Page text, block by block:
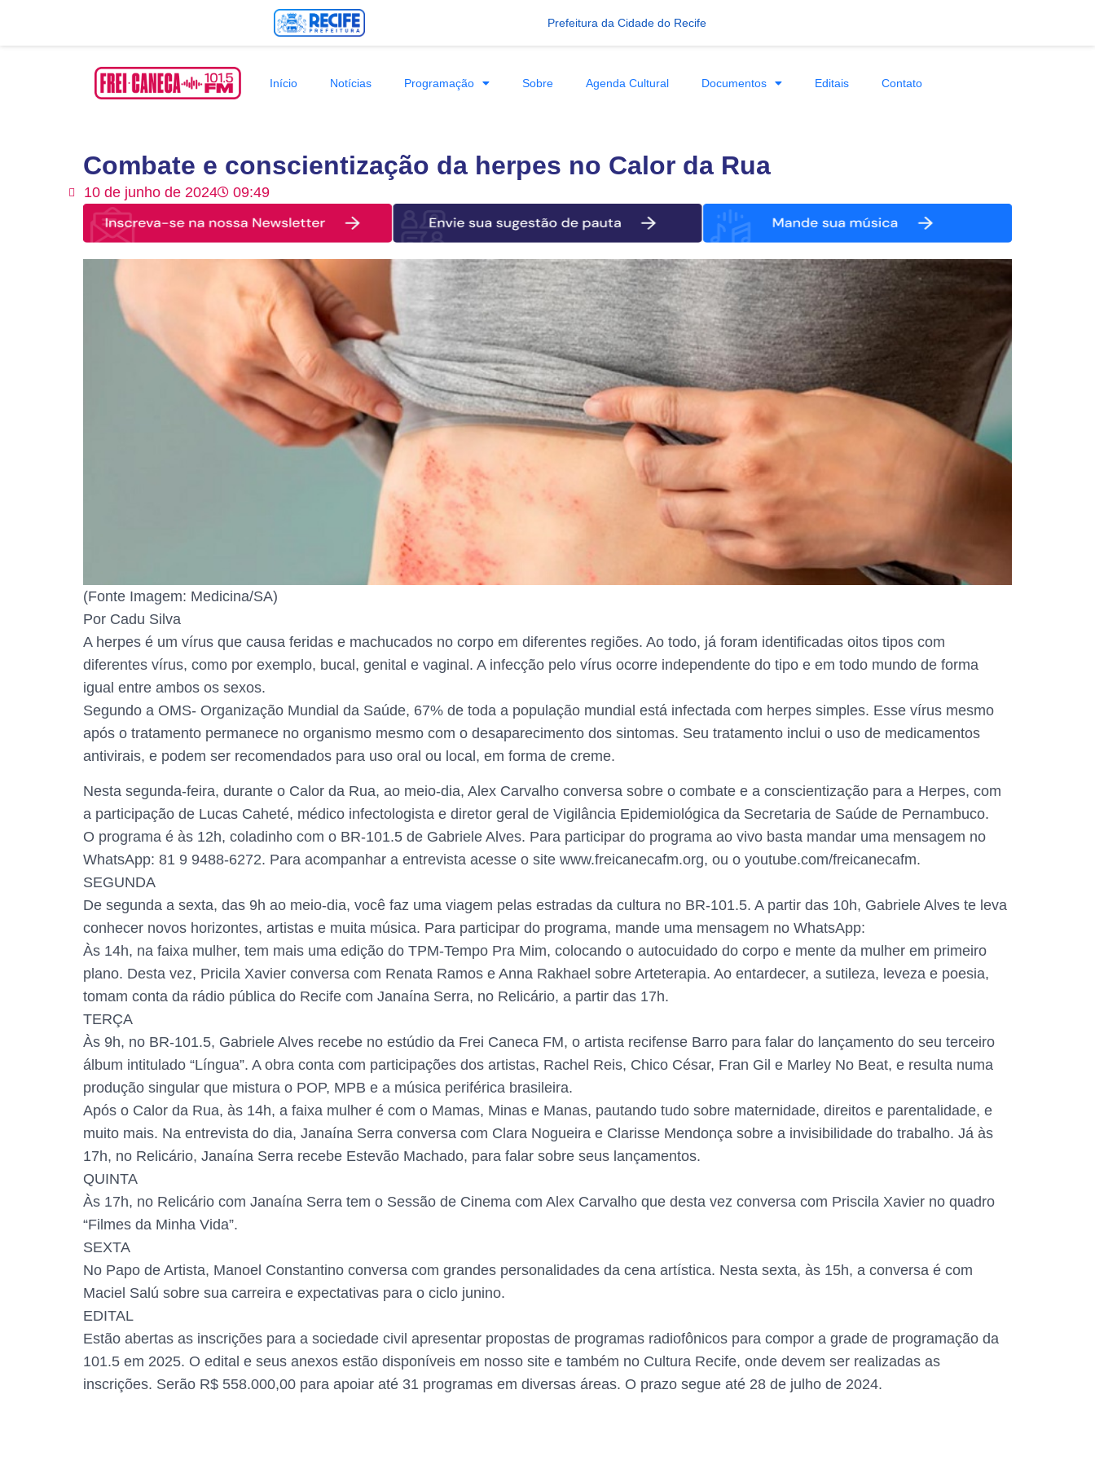
Prefeitura da Cidade do Recife
Início Notícias Programação Sobre Agenda Cultural Documentos Editais Contato
Combate e conscientização da herpes no Calor da Rua
10 de junho de 2024 09:49
(Fonte Imagem: Medicina/SA)
Por Cadu Silva
A herpes é um vírus que causa feridas e machucados no corpo em diferentes regiões. Ao todo, já foram identificadas oitos tipos com
diferentes vírus, como por exemplo, bucal, genital e vaginal. A infecção pelo vírus ocorre independente do tipo e em todo mundo de forma
igual entre ambos os sexos.
Segundo a OMS- Organização Mundial da Saúde, 67% de toda a população mundial está infectada com herpes simples. Esse vírus mesmo
após o tratamento permanece no organismo mesmo com o desaparecimento dos sintomas. Seu tratamento inclui o uso de medicamentos
antivirais, e podem ser recomendados para uso oral ou local, em forma de creme.
Nesta segunda-feira, durante o Calor da Rua, ao meio-dia, Alex Carvalho conversa sobre o combate e a conscientização para a Herpes, com
a participação de Lucas Caheté, médico infectologista e diretor geral de Vigilância Epidemiológica da Secretaria de Saúde de Pernambuco.
O programa é às 12h, coladinho com o BR-101.5 de Gabriele Alves. Para participar do programa ao vivo basta mandar uma mensagem no
WhatsApp: 81 9 9488-6272. Para acompanhar a entrevista acesse o site www.freicanecafm.org, ou o youtube.com/freicanecafm.
SEGUNDA
De segunda a sexta, das 9h ao meio-dia, você faz uma viagem pelas estradas da cultura no BR-101.5. A partir das 10h, Gabriele Alves te leva
conhecer novos horizontes, artistas e muita música. Para participar do programa, mande uma mensagem no WhatsApp:
Às 14h, na faixa mulher, tem mais uma edição do TPM-Tempo Pra Mim, colocando o autocuidado do corpo e mente da mulher em primeiro
plano. Desta vez, Pricila Xavier conversa com Renata Ramos e Anna Rakhael sobre Arteterapia. Ao entardecer, a sutileza, leveza e poesia,
tomam conta da rádio pública do Recife com Janaína Serra, no Relicário, a partir das 17h.
TERÇA
Às 9h, no BR-101.5, Gabriele Alves recebe no estúdio da Frei Caneca FM, o artista recifense Barro para falar do lançamento do seu terceiro
álbum intitulado “Língua”. A obra conta com participações dos artistas, Rachel Reis, Chico César, Fran Gil e Marley No Beat, e resulta numa
produção singular que mistura o POP, MPB e a música periférica brasileira.
Após o Calor da Rua, às 14h, a faixa mulher é com o Mamas, Minas e Manas, pautando tudo sobre maternidade, direitos e parentalidade, e
muito mais. Na entrevista do dia, Janaína Serra conversa com Clara Nogueira e Clarisse Mendonça sobre a invisibilidade do trabalho. Já às
17h, no Relicário, Janaína Serra recebe Estevão Machado, para falar sobre seus lançamentos.
QUINTA
Às 17h, no Relicário com Janaína Serra tem o Sessão de Cinema com Alex Carvalho que desta vez conversa com Priscila Xavier no quadro
“Filmes da Minha Vida”.
SEXTA
No Papo de Artista, Manoel Constantino conversa com grandes personalidades da cena artística. Nesta sexta, às 15h, a conversa é com
Maciel Salú sobre sua carreira e expectativas para o ciclo junino.
EDITAL
Estão abertas as inscrições para a sociedade civil apresentar propostas de programas radiofônicos para compor a grade de programação da
101.5 em 2025. O edital e seus anexos estão disponíveis em nosso site e também no Cultura Recife, onde devem ser realizadas as
inscrições. Serão R$ 558.000,00 para apoiar até 31 programas em diversas áreas. O prazo segue até 28 de julho de 2024.